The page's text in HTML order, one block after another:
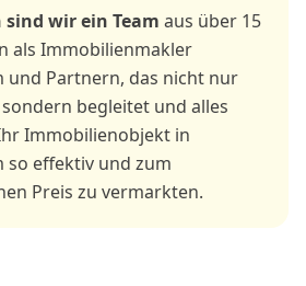
sind wir ein Team aus über 15
als Immobilienmakler
und Partnern, das nicht nur
begleitet und alles
Immobilienobjekt in
so effektiv und zum
Preis zu vermarkten.